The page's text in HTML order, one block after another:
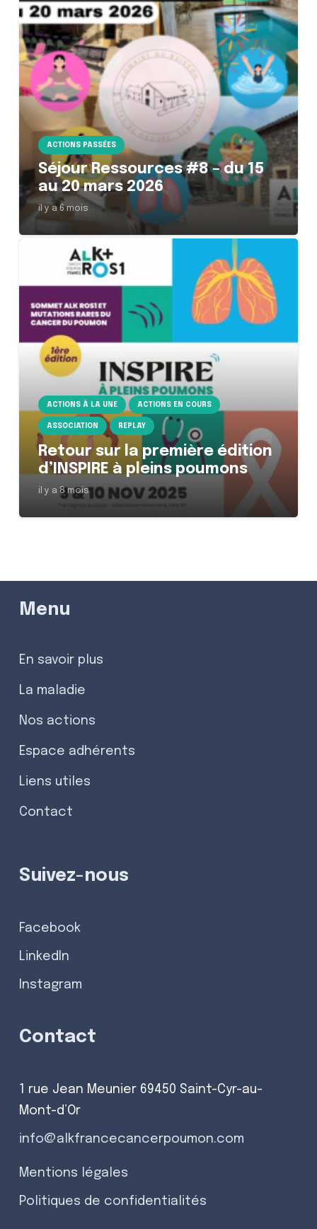
ACTIONS PASSÉES
Séjour Ressources #8 – du 15
au 20 mars 2026
il y a 6 mois
ACTIONS À LA UNE ACTIONS EN COURS
ASSOCIATION REPLAY
Retour sur la première édition
d’INSPIRE à pleins poumons
il y a 8 mois
Menu
En savoir plus
La maladie
Nos actions
Espace adhérents
Liens utiles
Contact
Suivez-nous
Facebook
LinkedIn
Instagram
Contact
1 rue Jean Meunier 69450 Saint-Cyr-au-
Mont-d’Or
info@alkfrancecancerpoumon.com
Mentions légales
Politiques de confidentialités